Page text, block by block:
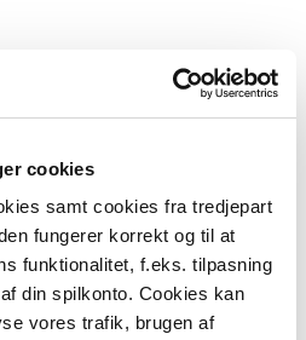
cookies
samt cookies fra tredjepart
fungerer korrekt og til at
funktionalitet, f.eks. tilpasning
din spilkonto. Cookies kan
vores trafik, brugen af